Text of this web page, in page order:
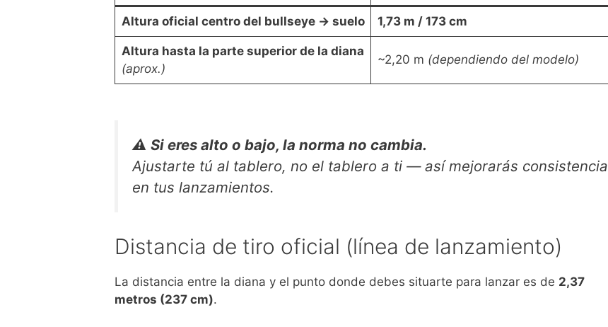
Altura oficial centro del bullseye → suelo 1,73 m / 173 cm
Altura hasta la parte superior de la diana
(aprox.)
~2,20 m (dependiendo del modelo)
⚠️ Si eres alto o bajo, la norma no cambia.
Ajustarte tú al tablero, no el tablero a ti — así mejorarás consistencia
en tus lanzamientos.
Distancia de tiro oficial (línea de lanzamiento)
La distancia entre la diana y el punto donde debes situarte para lanzar es de 2,37
metros (237 cm).